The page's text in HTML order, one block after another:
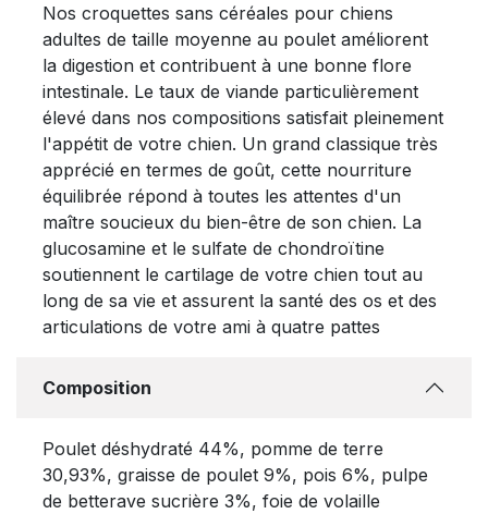
Nos croquettes sans céréales pour chiens
adultes de taille moyenne au poulet améliorent
la digestion et contribuent à une bonne flore
intestinale. Le taux de viande particulièrement
élevé dans nos compositions satisfait pleinement
l'appétit de votre chien. Un grand classique très
apprécié en termes de goût, cette nourriture
équilibrée répond à toutes les attentes d'un
maître soucieux du bien-être de son chien. La
glucosamine et le sulfate de chondroïtine
soutiennent le cartilage de votre chien tout au
long de sa vie et assurent la santé des os et des
articulations de votre ami à quatre pattes
Composition
Poulet déshydraté 44%, pomme de terre
30,93%, graisse de poulet 9%, pois 6%, pulpe
de betterave sucrière 3%, foie de volaille